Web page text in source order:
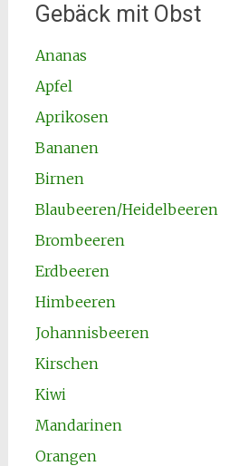
Gebäck mit Obst
Ananas
Apfel
Aprikosen
Bananen
Birnen
Blaubeeren/Heidelbeeren
Brombeeren
Erdbeeren
Himbeeren
Johannisbeeren
Kirschen
Kiwi
Mandarinen
Orangen